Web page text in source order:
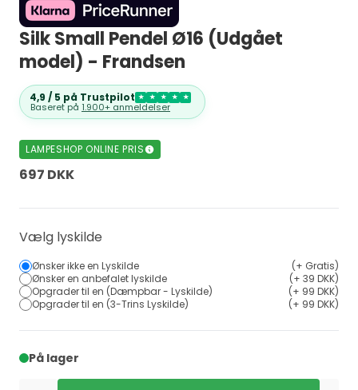
Silk Small Pendel Ø16 (Udgået
model) - Frandsen
4,9 / 5 på Trustpilot ★ ★ ★ ★ ★
Baseret på 1.900+ anmeldelser
LAMPESHOP ONLINE PRIS
697 DKK
Vælg lyskilde
Ønsker ikke en Lyskilde
(+ Gratis)
Ønsker en anbefalet lyskilde
(+ 39 DKK)
Opgrader til en (Dæmpbar - Lyskilde)
(+ 99 DKK)
Opgrader til en (3-Trins Lyskilde)
(+ 99 DKK)
På lager